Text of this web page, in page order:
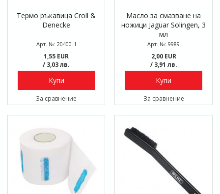
Термо ръкавица Croll &
Denecke
Арт. №: 20400-1
1,55 EUR
/ 3,03 лв.
Купи
За сравнение
Масло за смазване на
ножици Jaguar Solingen, 3
мл
Арт. №: 9989
2,00 EUR
/ 3,91 лв.
Купи
За сравнение